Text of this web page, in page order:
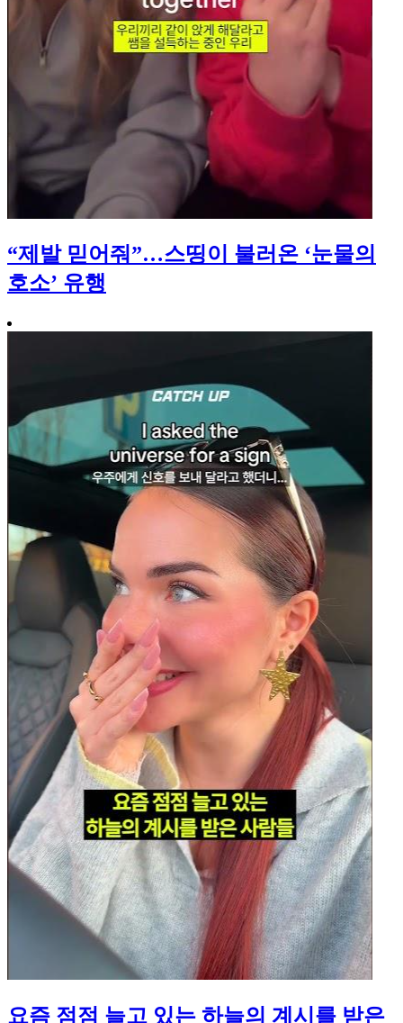
“제발 믿어줘”…스띵이 불러온 ‘눈물의
호소’ 유행
요즘 점점 늘고 있는 하늘의 계시를 받은